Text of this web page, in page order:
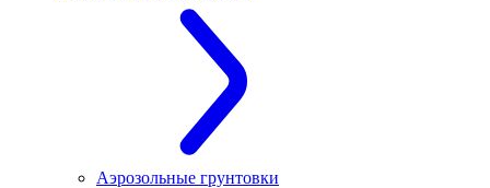
Аэрозольные грунтовки